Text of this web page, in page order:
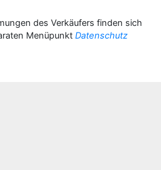
des Verkäufers finden sich
Menüpunkt Datenschutz